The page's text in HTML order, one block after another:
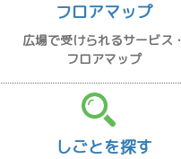
フロアマップ
広場で受けられるサービス・
フロアマップ
しごとを探す